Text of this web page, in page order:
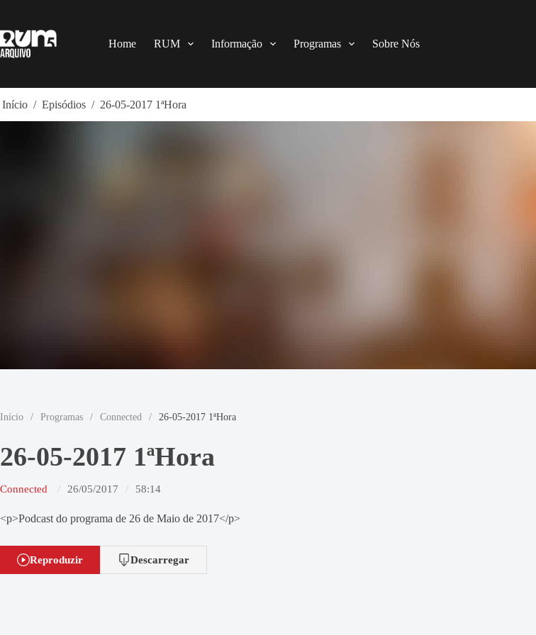
o
conteúdo
Home RUM Informação Programas Sobre Nós
Início / Episódios / 26-05-2017 1ªHora
Início / Programas / Connected / 26-05-2017 1ªHora
26-05-2017 1ªHora
Connected 26/05/2017 58:14
<p>Podcast do programa de 26 de Maio de 2017</p>
Reproduzir Descarregar